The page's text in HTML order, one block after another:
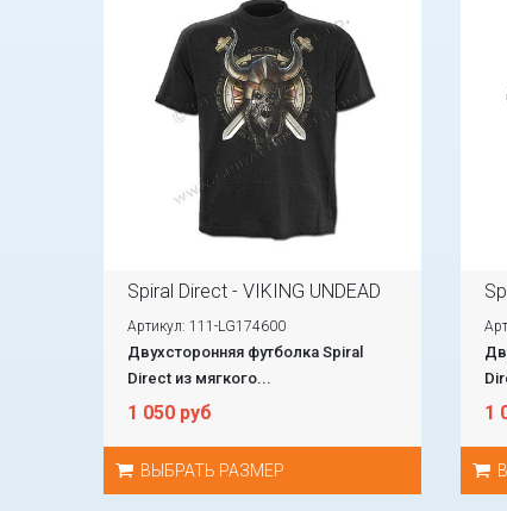
Spiral Direct - VIKING UNDEAD
Артикул: 111-LG174600
Двухсторонняя футболка Spiral
Direct из мягкого...
1 050 руб
ВЫБРАТЬ РАЗМЕР
1